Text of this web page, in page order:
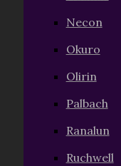
Necon
Okuro
Olirin
Palbach
Ranalun
Ruchwell